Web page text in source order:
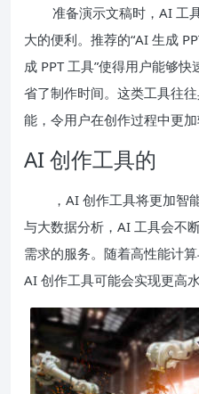
准备演示文稿时，AI 工
大的便利。推荐的“AI 生成
成 PPT 工具”使得用户能够
省了制作时间。这类工具往
能，令用户在创作过程中更加
AI 创作工具的
，AI 创作工具将更加智
与大数据分析，AI 工具会不
需求的服务。随着高性能计
AI 创作工具可能会实现更高